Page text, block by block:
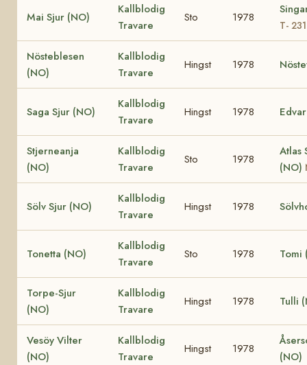
Mai Sjur (NO)
Kallblodig
Travare
Sto 1978
T-
Nösteblesen
(NO)
Kallblodig
Travare
Hingst 1978
Saga Sjur (NO)
Kallblodig
Travare
Hingst 1978
Stjerneanja
(NO)
Kallblodig
Travare
Sto 1978
Atlas
(NO)
Sölv Sjur (NO)
Kallblodig
Travare
Hingst 1978
Tonetta (NO)
Kallblodig
Travare
Sto 1978 Tomi
Torpe-Sjur
(NO)
Kallblodig
Travare
Hingst 1978 Tulli
Vesöy Vilter
(NO)
Kallblodig
Travare
Hingst 1978
(NO)